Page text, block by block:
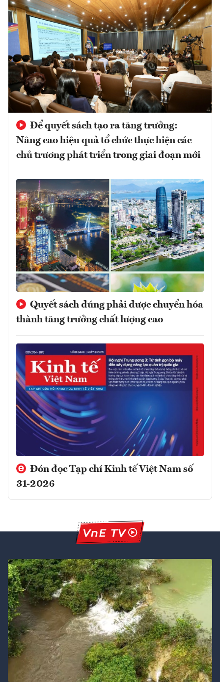
Để quyết sách tạo ra tăng trưởng:
Nâng cao hiệu quả tổ chức thực hiện các
chủ trương phát triển trong giai đoạn mới
Quyết sách đúng phải được chuyển hóa
thành tăng trưởng chất lượng cao
Đón đọc Tạp chí Kinh tế Việt Nam số
31-2026